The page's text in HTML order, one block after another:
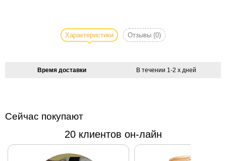
спортивный
особ,
которые
стремятся
Характеристики Отзывы (0)
Время доставки В течении 1-2 х дней
Сейчас покупают
20 клиентов он-лайн